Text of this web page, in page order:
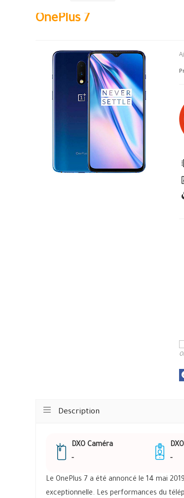
OnePlus 7
Description
DXO Caméra
-
-
Le OnePlus 7 a été annoncé le 14 mai
exceptionnelle. Les performances du